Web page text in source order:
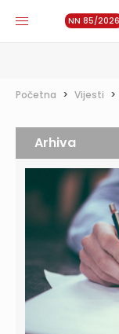
NN 85/2026
Početna > Vijesti >
Arhiva